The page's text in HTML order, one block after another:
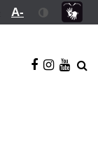
A-